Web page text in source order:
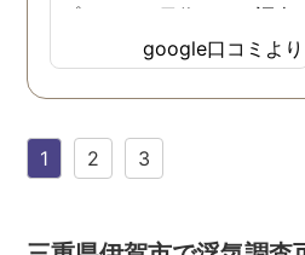
プランで15日位かけて調査
してもらいました。 噂通り
調査も細かく、こんな所ま
でしっかり撮ってくれたん
拠で旦那と今後の話しが早
で本当に色々と教えてくだ
google口コミより
1 2 3